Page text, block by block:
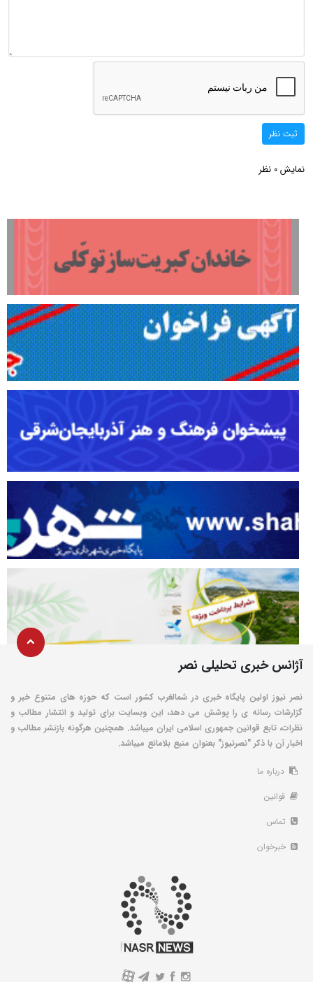
ثبت نظر
نمایش 0 نظر
آژانس خبری تحلیلی نصر
نصر نیوز اولین پایگاه خبری در شمالغرب کشور است که حوزه های متنوع خبر و
گزارشات رسانه ی را پوشش می دهد، این وبسایت برای تولید و انتشار مطالب و
نظرات، تابع قوانین جمهوری اسلامی ایران میباشد. همچنین هرگونه بازنشر مطالب و
اخبار آن با ذکر "نصرنیوز" بعنوان منبع بلامانع میباشد.
درباره ما
قوانین
تماس
خبرخوان
A